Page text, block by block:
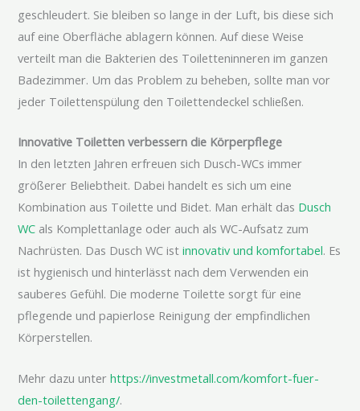
geschleudert. Sie bleiben so lange in der Luft, bis diese sich
auf eine Oberfläche ablagern können. Auf diese Weise
verteilt man die Bakterien des Toiletteninneren im ganzen
Badezimmer. Um das Problem zu beheben, sollte man vor
jeder Toilettenspülung den Toilettendeckel schließen.
Innovative Toiletten verbessern die Körperpflege
In den letzten Jahren erfreuen sich Dusch-WCs immer
größerer Beliebtheit. Dabei handelt es sich um eine
Kombination aus Toilette und Bidet. Man erhält das Dusch
WC als Komplettanlage oder auch alsWC-Aufsatz zum
Nachrüsten. Das Dusch WC istinnovativ und komfortabel. Es
ist hygienisch und hinterlässt nach dem Verwenden ein
sauberes Gefühl. Die moderne Toilette sorgt für eine
pflegende undpapierlose Reinigung der empfindlichen
Körperstellen.
Mehr dazu unterhttps://investmetall.com/komfort-fuer-
den-toilettengang/.